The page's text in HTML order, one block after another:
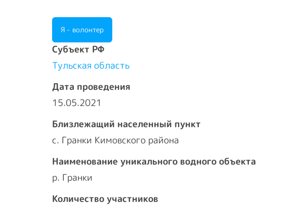
Я - волонтер
Cубъект РФ
Тульская область
Дата проведения
15.05.2021
Близлежащий населенный пункт
с. Гранки Кимовского района
Наименование уникального водного объекта
р. Гранки
Количество участников